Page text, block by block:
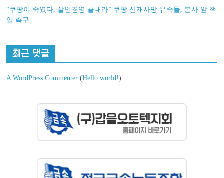
“쿠팡이 죽였다, 살인경영 끝내라” 쿠팡 산재사망 유족들, 본사 앞 책
임 촉구
최근 댓글
A WordPress Commenter (Hello world!)